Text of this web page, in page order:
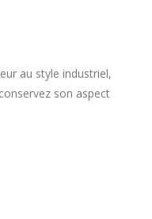
au style industriel,
son aspect